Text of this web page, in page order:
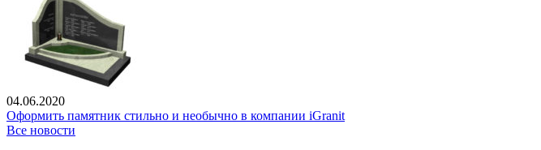
04.06.2020
Оформить памятник стильно и необычно в компании iGranit
Все новости